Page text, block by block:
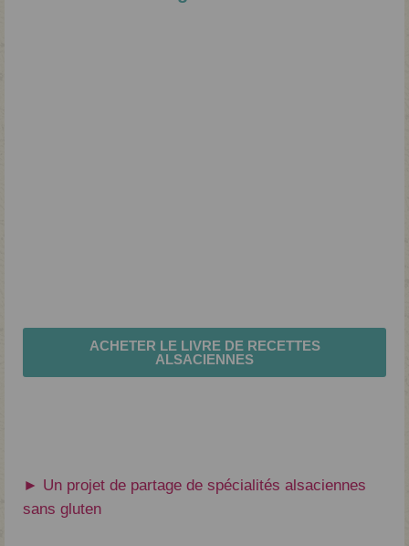
ACHETER LE LIVRE DE RECETTES
ALSACIENNES
► Un projet de partage de spécialités alsaciennes
sans gluten